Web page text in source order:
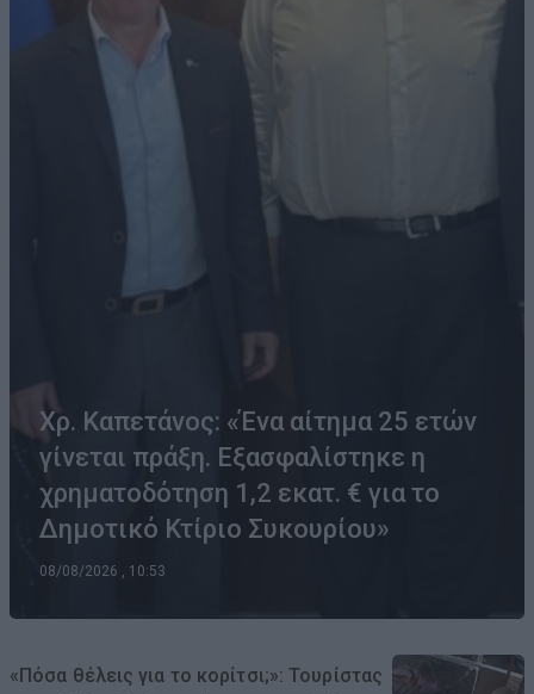
Χρ. Καπετάνος: «Ένα αίτημα 25 ετών
γίνεται πράξη. Εξασφαλίστηκε η
χρηματοδότηση 1,2 εκατ. € για το
Δημοτικό Κτίριο Συκουρίου»
08/08/2026 , 10:53
«Πόσα θέλεις για το κορίτσι;»: Τουρίστας